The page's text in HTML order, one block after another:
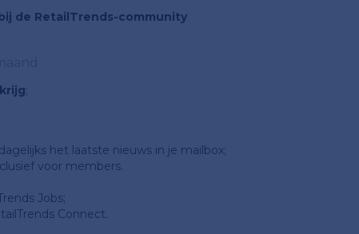
de RetailTrends-community
;
het laatste nieuws in je mailbox;
voor members.
Jobs;
Connect.